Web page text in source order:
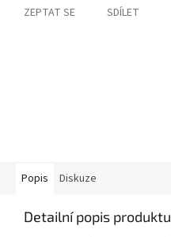
ZEPTAT SE SDÍLET
Popis Diskuze
Detailní popis produktu